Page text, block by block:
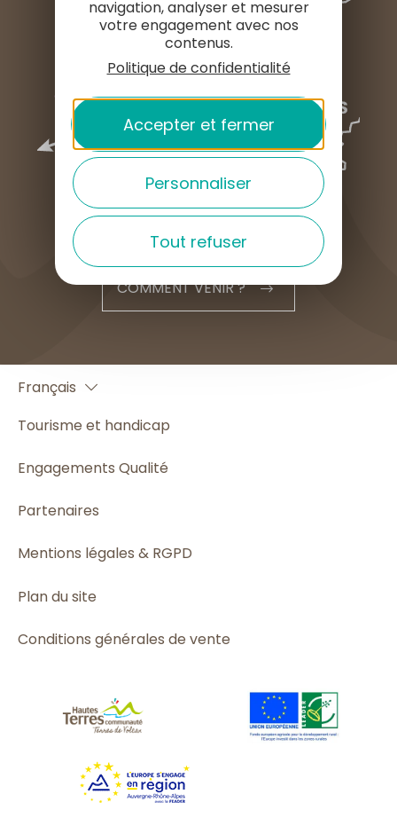
COMMENT VENIR ?
Français
Español
Tourisme et handicap
Engagements Qualité
Partenaires
Mentions légales & RGPD
Plan du site
Conditions générales de vente
navigation, analyser et mesurer
votre engagement avec nos
contenus.
Politique de confidentialité
Accepter et fermer
Personnaliser
Tout refuser